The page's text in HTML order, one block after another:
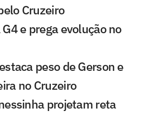
Cruzeiro
e prega evolução no
peso de Gerson e
no Cruzeiro
projetam reta